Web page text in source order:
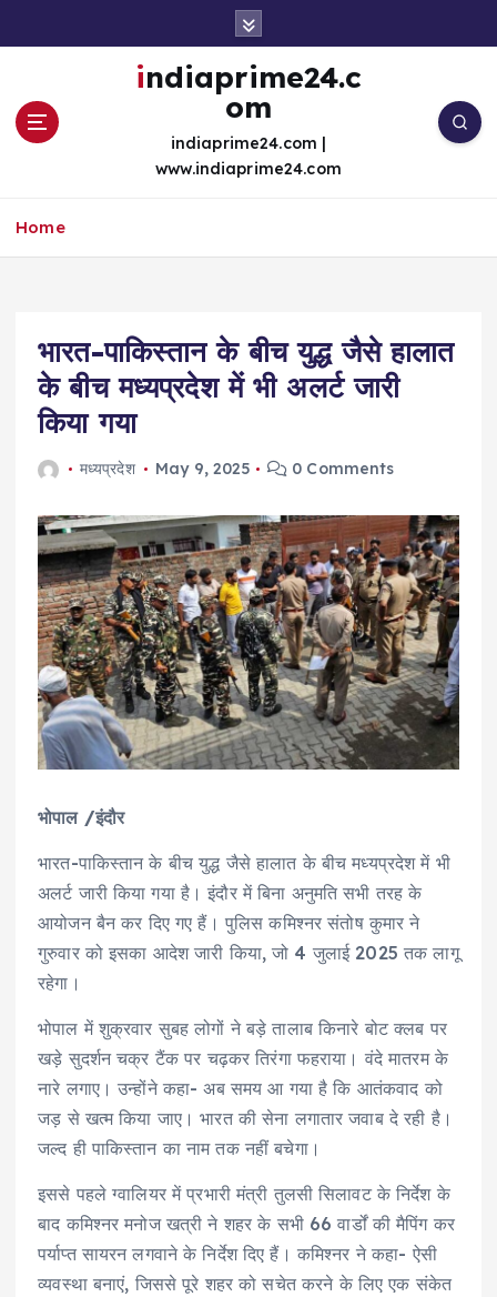
indiaprime24.c
om
indiaprime24.com |
www.indiaprime24.com
Home
भारत-पाकिस्तान के बीच युद्ध जैसे हालात
के बीच मध्यप्रदेश में भी अलर्ट जारी
किया गया
मध्यप्रदेश May 9, 2025 0 Comments
भोपाल /इंदौर
भारत-पाकिस्तान के बीच युद्ध जैसे हालात के बीच मध्यप्रदेश में भी
अलर्ट जारी किया गया है। इंदौर में बिना अनुमति सभी तरह के
आयोजन बैन कर दिए गए हैं। पुलिस कमिश्नर संतोष कुमार ने
गुरुवार को इसका आदेश जारी किया, जो 4 जुलाई 2025 तक लागू
रहेगा।
भोपाल में शुक्रवार सुबह लोगों ने बड़े तालाब किनारे बोट क्लब पर
खड़े सुदर्शन चक्र टैंक पर चढ़कर तिरंगा फहराया। वंदे मातरम के
नारे लगाए। उन्होंने कहा- अब समय आ गया है कि आतंकवाद को
जड़ से खत्म किया जाए। भारत की सेना लगातार जवाब दे रही है।
जल्द ही पाकिस्तान का नाम तक नहीं बचेगा।
इससे पहले ग्वालियर में प्रभारी मंत्री तुलसी सिलावट के निर्देश के
बाद कमिश्नर मनोज खत्री ने शहर के सभी 66 वार्डों की मैपिंग कर
पर्याप्त सायरन लगवाने के निर्देश दिए हैं। कमिश्नर ने कहा- ऐसी
व्यवस्था बनाएं, जिससे पूरे शहर को सचेत करने के लिए एक संकेत